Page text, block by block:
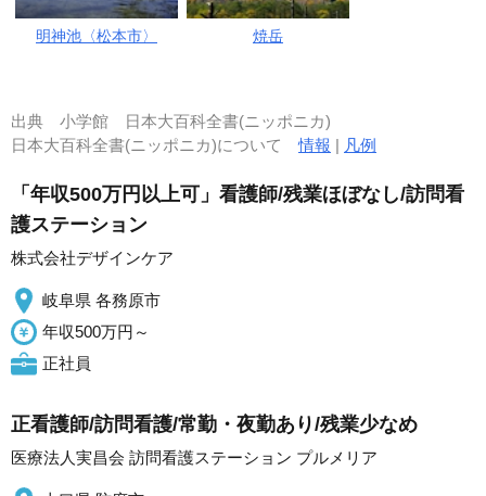
明神池〈松本市〉 焼岳
出典 小学館 日本大百科全書(ニッポニカ)
日本大百科全書(ニッポニカ)について情報 | 凡例
「年収500万円以上可」看護師/残業ほぼなし/訪問看
護ステーション
株式会社デザインケア
岐阜県 各務原市
年収500万円～
正社員
正看護師/訪問看護/常勤・夜勤あり/残業少なめ
医療法人実昌会 訪問看護ステーション プルメリア